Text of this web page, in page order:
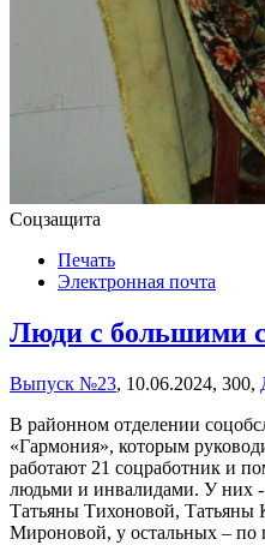
Соцзащита
Печать
Электронная почта
Люди с большими
Выпуск №23, 10.06.2024, 300,
В районном отделении
«Гармония», которым
работают 21 соцработник и
людьми и инвалидами. У них
Татьяны Тихоновой,
Мироновой, у остальных – по